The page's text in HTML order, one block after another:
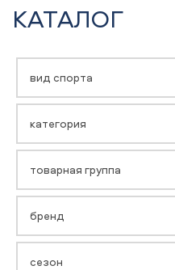
КАТАЛОГ
вид спорта
категория
товарная группа
бренд
сезон